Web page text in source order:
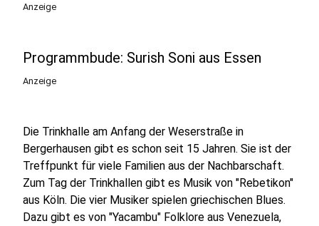
Anzeige
Programmbude: Surish Soni aus Essen
Anzeige
Die Trinkhalle am Anfang der Weserstraße in
Bergerhausen gibt es schon seit 15 Jahren. Sie ist der
Treffpunkt für viele Familien aus der Nachbarschaft.
Zum Tag der Trinkhallen gibt es Musik von "Rebetikon"
aus Köln. Die vier Musiker spielen griechischen Blues.
Dazu gibt es von "Yacambu" Folklore aus Venezuela,